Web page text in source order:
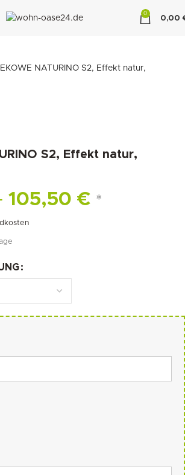
0
0,00
NATURINO S2, Effekt natur,
S2, Effekt natur,
105,50 € *